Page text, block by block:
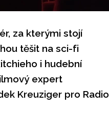
za kterými stojí
těšit na sci-fi
i hudební
expert
Kreuziger pro Radio